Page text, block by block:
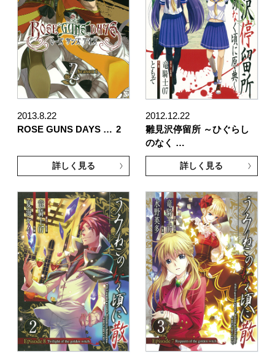
2013.8.22
ROSE GUNS DAYS … 2
詳しく見る
2012.12.22
雛見沢停留所 ～ひぐらし
のなく …
詳しく見る